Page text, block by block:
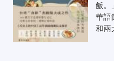
飯。
華語
和兩